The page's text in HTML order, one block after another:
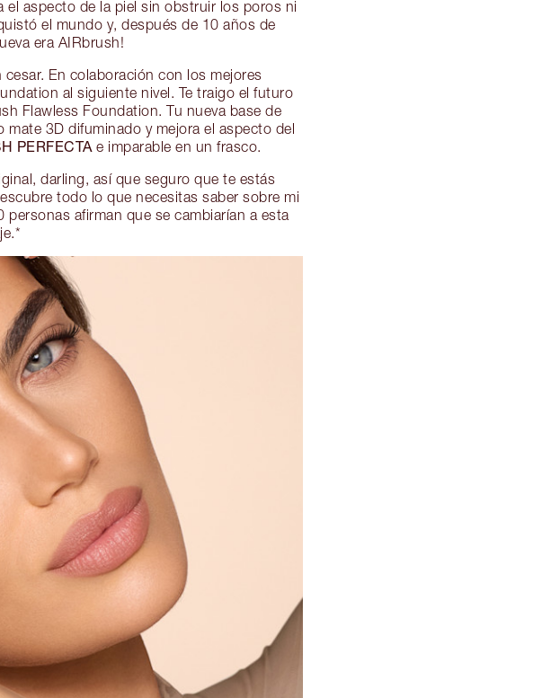
el aspecto de la piel sin obstruir los poros ni
el mundo y, después de 10 años de
era AIRbrush!
En colaboración con los mejores
al siguiente nivel. Te traigo el futuro
Flawless Foundation. Tu nueva base de
3D difuminado y mejora el aspecto del
PERFECTA e imparable en un frasco.
darling, así que seguro que te estás
todo lo que necesitas saber sobre mi
afirman que se cambiarían a esta